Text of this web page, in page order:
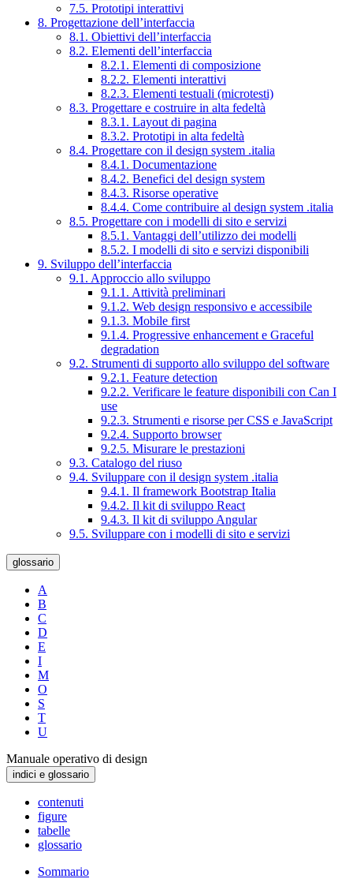
7.5. Prototipi interattivi
8. Progettazione dell’interfaccia
8.1. Obiettivi dell’interfaccia
8.2. Elementi dell’interfaccia
8.2.1. Elementi di composizione
8.2.2. Elementi interattivi
8.2.3. Elementi testuali (microtesti)
8.3. Progettare e costruire in alta fedeltà
8.3.1. Layout di pagina
8.3.2. Prototipi in alta fedeltà
8.4. Progettare con il design system .italia
8.4.1. Documentazione
8.4.2. Benefici del design system
8.4.3. Risorse operative
8.4.4. Come contribuire al design system .italia
8.5. Progettare con i modelli di sito e servizi
8.5.1. Vantaggi dell’utilizzo dei modelli
8.5.2. I modelli di sito e servizi disponibili
9. Sviluppo dell’interfaccia
9.1. Approccio allo sviluppo
9.1.1. Attività preliminari
9.1.2. Web design responsivo e accessibile
9.1.3. Mobile first
9.1.4. Progressive enhancement e Graceful
degradation
9.2. Strumenti di supporto allo sviluppo del software
9.2.1. Feature detection
9.2.2. Verificare le feature disponibili con Can I
use
9.2.3. Strumenti e risorse per CSS e JavaScript
9.2.4. Supporto browser
9.2.5. Misurare le prestazioni
9.3. Catalogo del riuso
9.4. Sviluppare con il design system .italia
9.4.1. Il framework Bootstrap Italia
9.4.2. Il kit di sviluppo React
9.4.3. Il kit di sviluppo Angular
9.5. Sviluppare con i modelli di sito e servizi
glossario
A
B
C
D
E
I
M
O
S
T
U
Manuale operativo di design
indici e glossario
contenuti
figure
tabelle
glossario
Sommario